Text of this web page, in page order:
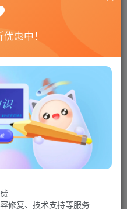
思维导图2022)是一款风
,为激发灵感和创意而生.在
括思维管理,商务演示,与办
风暴,脑图,心智图,模板图库
惠中！
修复、技术支持等服务